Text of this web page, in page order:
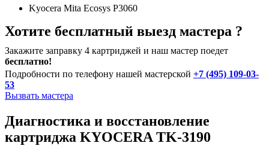
Kyocera Mita Ecosys P3060
Хотите бесплатный выезд мастера ?
Закажите заправку 4 картриджей и наш мастер поедет
бесплатно!
Подробности по телефону нашей мастерской +7 (495) 109-03-
53
Вызвать мастера
Диагностика и восстановление
картриджа KYOCERA TK-3190